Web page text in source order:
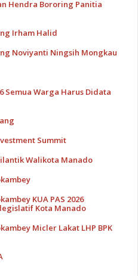
Hendra Bororing Panitia
Irham Halid
Noviyanti Ningsih Mongkau
Semua Warga Harus Didata
Summit
Walikota Manado
KUA PAS 2026
Kota Manado
Micler Lakat LHP BPK